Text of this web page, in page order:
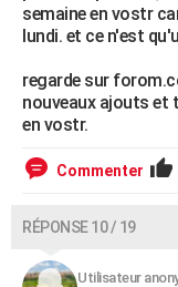
semaine en vostr
lundi. et ce n'est
regarde sur
nouveaux ajouts et
en vostr.
Commenter
RÉPONSE 10 / 19
Utilisateur